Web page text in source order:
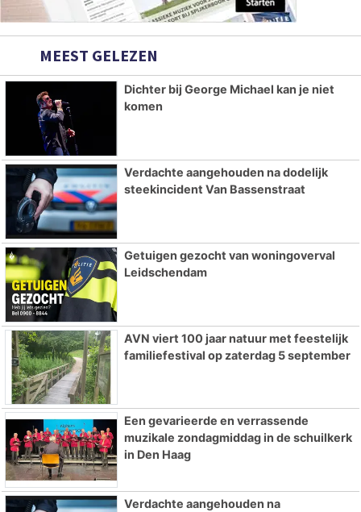
MEEST GELEZEN
Dichter bij George Michael kan je niet
komen
Verdachte aangehouden na dodelijk
steekincident Van Bassenstraat
Getuigen gezocht van woningoverval
Leidschendam
AVN viert 100 jaar natuur met feestelijk
familiefestival op zaterdag 5 september
Een gevarieerde en verrassende
muzikale zondagmiddag in de schuilkerk
in Den Haag
Verdachte aangehouden na